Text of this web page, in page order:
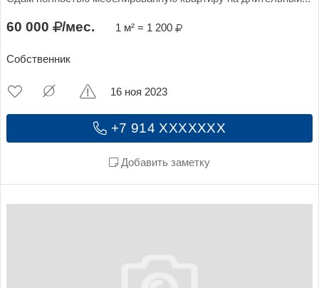
60 000 /мес. 1 м² = 1 200
Собственник
+7 914 XXXXXXX
Добавить заметку
16 ноя 2023